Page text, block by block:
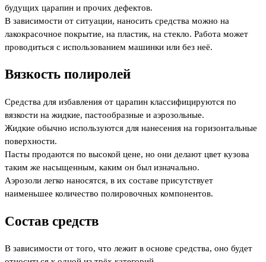
будущих царапин и прочих дефектов.
В зависимости от ситуации, наносить средства можно на
лакокрасочное покрытие, на пластик, на стекло. Работа может
проводиться с использованием машинки или без неё.
Вязкость полиролей
Средства для избавления от царапин классифицируются по
вязкости на жидкие, пастообразные и аэрозольные.
Жидкие обычно используются для нанесения на горизонтальные
поверхности.
Пасты продаются по высокой цене, но они делают цвет кузова
таким же насыщенным, каким он был изначально.
Аэрозоли легко наносятся, в их составе присутствует
наименьшее количество полировочных компонентов.
Состав средств
В зависимости от того, что лежит в основе средства, оно будет